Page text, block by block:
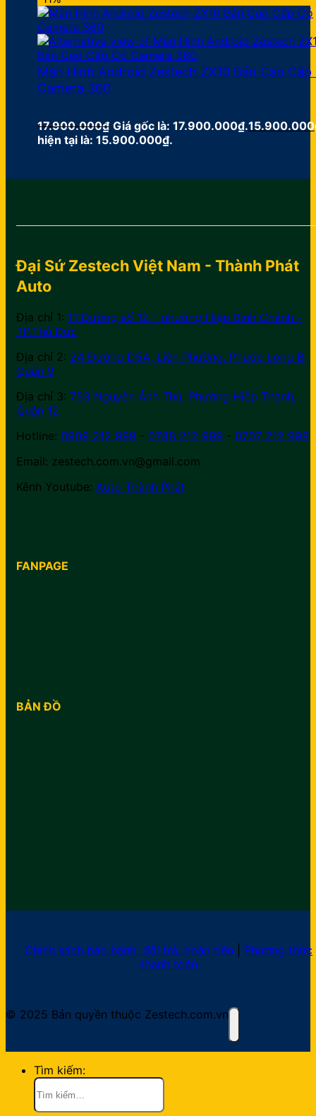
Màn Hình Android Zestech ZX10 Bản Cao Cấp
Camera 360
17.900.000₫ Giá gốc là: 17.900.000₫.15.900.000
hiện tại là: 15.900.000₫.
Đại Sứ Zestech Việt Nam - Thành Phát
Auto
Địa chỉ 1: 11 Đường số 12 - phường Hiệp Bình Chánh -
TP.Thủ Đức
Địa chỉ 2: 24 Đường D5A, Liên Phường, Phước Long B,
Quận 9
Địa chỉ 3: 753 Nguyễn Ảnh Thủ, Phường Hiệp Thành,
Quận 12
Hotline: 0909 212 999 - 0788 212 999 - 0707 212 999
Email: zestech.com.vn@gmail.com
Kênh Youtube: Auto Thành Phát
FANPAGE
BẢN ĐỒ
Chính sách bảo hành, đổi trả, hoàn tiền
Phương thức
thanh toán
© 2025 Bản quyền thuộc Zestech.com.vn
Tìm kiếm: